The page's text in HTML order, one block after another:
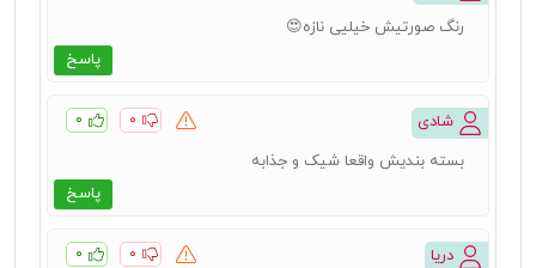
پاسخ
رنگ صورتیش خیلیی نازه😍
شادی ۰ ۰
پاسخ
بسته بندیش واقعا شیک و جذابه
دریا ۰ ۰